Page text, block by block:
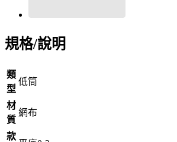
規格/說明
類
型
低筒
材
質
網布
款